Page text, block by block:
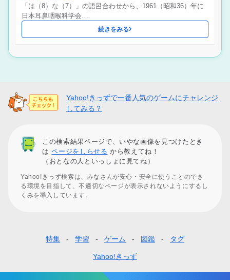
「は（8）な（7）」の語呂合わせから、1961（昭和36）年に
日本耳鼻咽喉科学会…
続きをみる
Yahoo!きっずで一番人気のゲームにチャレンジ
してみる？
この検索結果ページで、いやな画像を見つけたとき
はページをしらせる から教えてね！
（おとなの人といっしょに見てね）
Yahoo!きっず検索は、みなさんが安心・安全に使うことのでき
る環境を目指して、不適切なページが表示されないようにするし
くみを導入しています。
タ
特集 学習 ゲーム 図鑑 タグ
Yahoo!きっず